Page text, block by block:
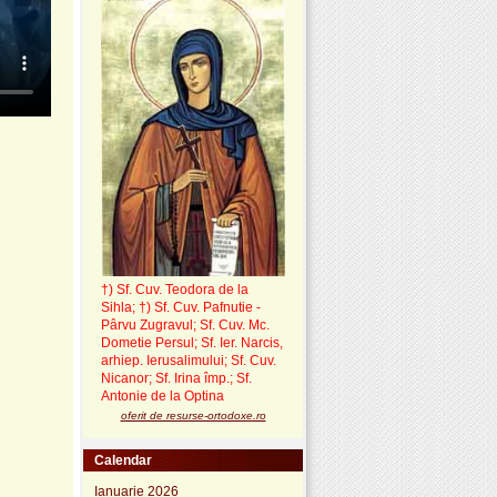
†) Sf. Cuv. Teodora de la
Sihla; †) Sf. Cuv. Pafnutie -
Pârvu Zugravul ; Sf. Cuv. Mc.
Dometie Persul; Sf. Ier. Narcis,
arhiep. Ierusalimului; Sf. Cuv.
Nicanor; Sf. Irina împ.; Sf.
Antonie de la Optina
oferit de resurse-ortodoxe.ro
Calendar
Ianuarie 2026